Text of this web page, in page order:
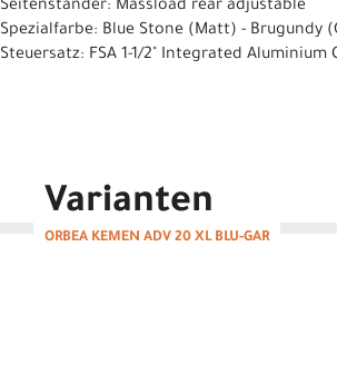
Seitenständer: Massload rear adjustable
Spezialfarbe: Blue Stone (Matt) - Brugundy
Steuersatz: FSA 1-1/2" Integrated Aluminium
Varianten
ORBEA KEMEN ADV 20 XL BLU-GAR